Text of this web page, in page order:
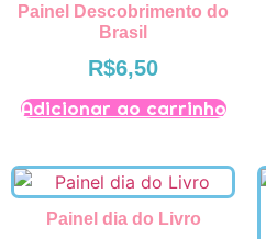
Painel Descobrimento do
Brasil
R$6,50
Adicionar ao carrinho
Painel dia do Livro